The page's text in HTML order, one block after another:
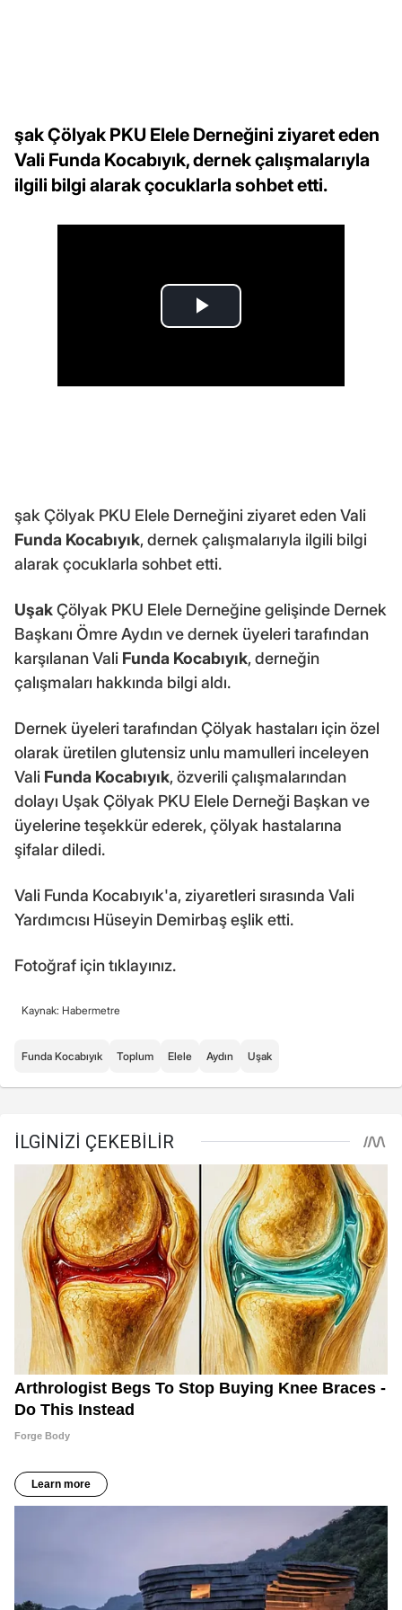
şak Çölyak PKU Elele Derneğini ziyaret eden
Vali Funda Kocabıyık, dernek çalışmalarıyla
ilgili bilgi alarak çocuklarla sohbet etti.
şak Çölyak PKU Elele Derneğini ziyaret eden Vali
Funda Kocabıyık, dernek çalışmalarıyla ilgili bilgi
alarak çocuklarla sohbet etti.
UşakÇölyak PKU Elele Derneğine gelişinde Dernek
Başkanı Ömre Aydın ve dernek üyeleri tarafından
karşılanan Vali Funda Kocabıyık, derneğin
çalışmaları hakkında bilgi aldı.
Dernek üyeleri tarafından Çölyak hastaları için özel
olarak üretilen glutensiz unlu mamulleri inceleyen
Vali Funda Kocabıyık, özverili çalışmalarından
dolayı Uşak Çölyak PKU Elele Derneği Başkan ve
üyelerine teşekkür ederek, çölyak hastalarına
şifalar diledi.
Vali Funda Kocabıyık'a, ziyaretleri sırasında Vali
Yardımcısı Hüseyin Demirbaş eşlik etti.
Fotoğraf için tıklayınız.
Kaynak: Habermetre
Funda Kocabıyık Toplum Elele Aydın Uşak